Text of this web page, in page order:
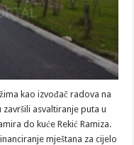
kao izvođač radova na
asvaltiranje puta u
do kuće Rekić Ramiza.
mještana za cijelo